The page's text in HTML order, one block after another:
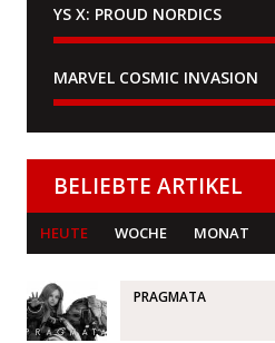
YS X: PROUD NORDICS
MARVEL COSMIC INVASION
BELIEBTE ARTIKEL
HEUTE WOCHE MONAT
PRAGMATA